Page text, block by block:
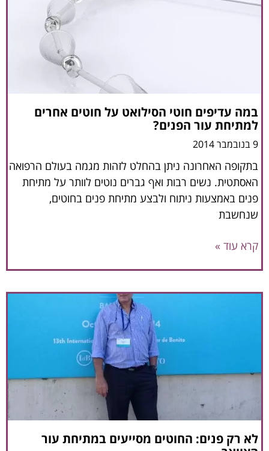
במה עדיפים חוטי הסילואט על חוטים אחרים
למתיחת עור הפנים?
9 בנובמבר 2014
בתקופה האחרונה ניתן בהחלט לזהות מגמה בעולם הרפואה
האסתטית. נשים רבות ואף גברים נוטים לוותר על מתיחת
פנים באמצעות ניתוח ולבצע מתיחת פנים בחוטים,
שנחשבת
קרא עוד »
לא רק פנים: החוטים מסייעים במתיחת עור